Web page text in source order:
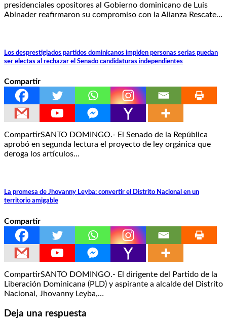
presidenciales opositores al Gobierno dominicano de Luis
Abinader reafirmaron su compromiso con la Alianza Rescate…
Los desprestigiados partidos dominicanos impiden personas serias puedan
ser electas al rechazar el Senado candidaturas independientes
Compartir
CompartirSANTO DOMINGO.- El Senado de la República
aprobó en segunda lectura el proyecto de ley orgánica que
deroga los artículos…
La promesa de Jhovanny Leyba: convertir el Distrito Nacional en un
territorio amigable
Compartir
CompartirSANTO DOMINGO.- El dirigente del Partido de la
Liberación Dominicana (PLD) y aspirante a alcalde del Distrito
Nacional, Jhovanny Leyba,…
Deja una respuesta